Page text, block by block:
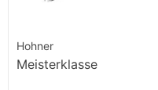
Hohner
Meisterklasse